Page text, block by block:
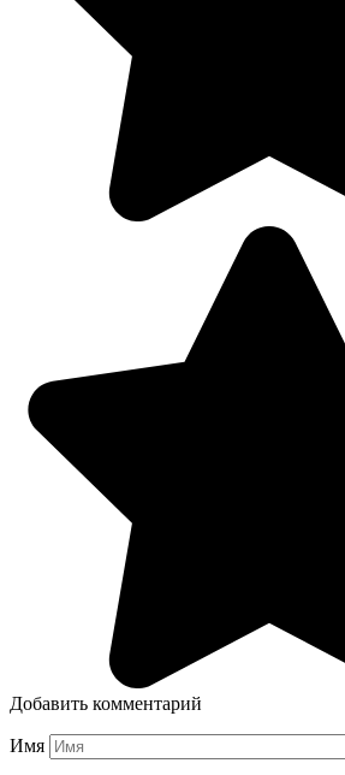
Добавить комментарий
Имя